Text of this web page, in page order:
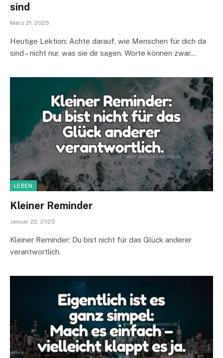
sind
März 21, 2025
Heutige Lektion: Achte darauf, wie Menschen für dich da
sind – nicht nur, was sie dir sagen. Worte können zwar…
LEBEN
Kleiner Reminder
Januar 22, 2025
Kleiner Reminder: Du bist nicht für das Glück anderer
verantwortlich.